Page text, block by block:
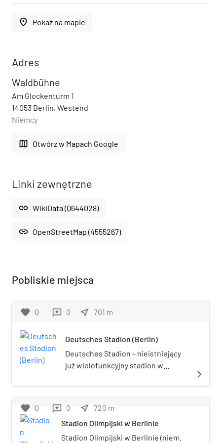
place Pokaż na mapie
Adres
Waldbühne
Am Glockenturm 1
14053 Berlin, Westend
Niemcy
map Otwórz w Mapach Google
Linki zewnętrzne
link WikiData (Q644028)
link OpenStreetMap (4555267)
Pobliskie miejsca
favorite 0 reviews 0 near_me 701 m
Deutsches Stadion (Berlin)
Deutsches Stadion – nieistniejący
już wielofunkcyjny stadion w
się w Deutsches Sportforum w
północnym skraju lasu Grunewald.
Został otwarty 8 czerwca 1913, z
okazji 25-lecia przejęcia tronu przez
navigate_next
favorite 0 reviews 0 near_me 720 m
Stadion Olimpijski w Berlinie
Stadion Olimpijski w Berlinie (niem.